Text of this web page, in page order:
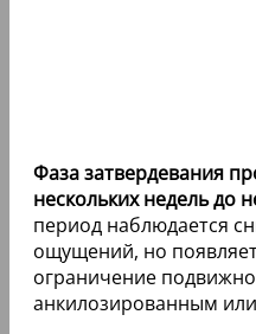
Фаза затвердевания
нескольких недель до
период наблюдается
ощущений, но
ограничение
анкилозированным